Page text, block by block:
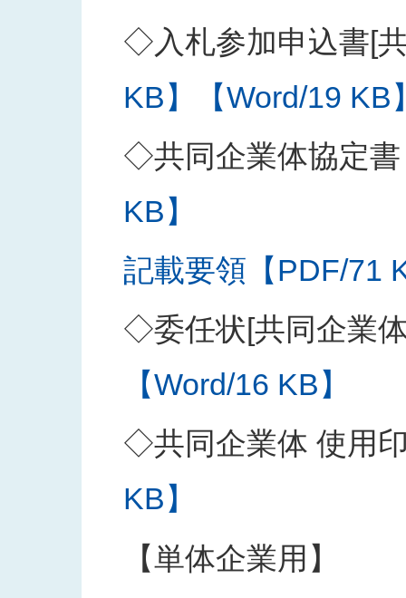
◇入札参加申込書[
KB】
【Word/19 KB
◇共同企業体協定書
KB】
記載要領【PDF/71
◇委任状[共同企業
【Word/16 KB】
◇共同企業体 使用
KB】
【単体企業用】